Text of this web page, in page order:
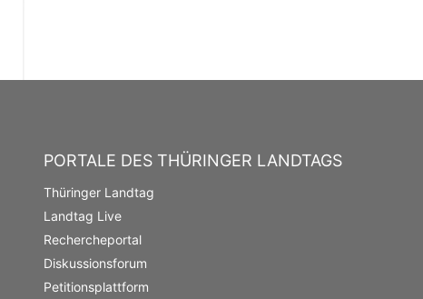
PORTALE DES THÜRINGER LANDTAGS
Thüringer Landtag
Landtag Live
Rechercheportal
Diskussionsforum
Petitionsplattform